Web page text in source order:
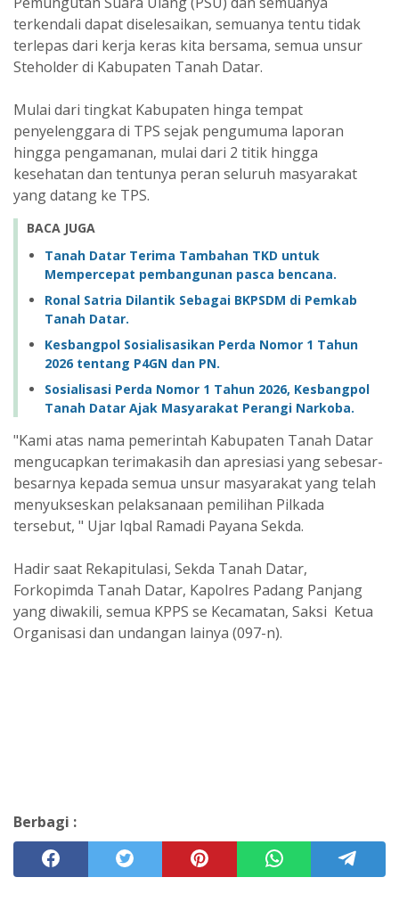
terkendali dapat diselesaikan, semuanya tentu tidak
terlepas dari kerja keras kita bersama, semua unsur
Steholder di Kabupaten Tanah Datar.
Mulai dari tingkat Kabupaten hinga tempat
penyelenggara di TPS sejak pengumuma laporan
hingga pengamanan, mulai dari 2 titik hingga
kesehatan dan tentunya peran seluruh masyarakat
yang datang ke TPS.
BACA JUGA
Tanah Datar Terima Tambahan TKD untuk
Mempercepat pembangunan pasca bencana.
Ronal Satria Dilantik Sebagai BKPSDM di Pemkab
Tanah Datar.
Kesbangpol Sosialisasikan Perda Nomor 1 Tahun
2026 tentang P4GN dan PN.
Sosialisasi Perda Nomor 1 Tahun 2026, Kesbangpol
Tanah Datar Ajak Masyarakat Perangi Narkoba.
"Kami atas nama pemerintah Kabupaten Tanah Datar
mengucapkan terimakasih dan apresiasi yang sebesar-
besarnya kepada semua unsur masyarakat yang telah
menyukseskan pelaksanaan pemilihan Pilkada
tersebut, " Ujar Iqbal Ramadi Payana Sekda.
Hadir saat Rekapitulasi, Sekda Tanah Datar,
Forkopimda Tanah Datar, Kapolres Padang Panjang
yang diwakili, semua KPPS se Kecamatan, Saksi Ketua
Organisasi dan undangan lainya (097-n).
Berbagi :